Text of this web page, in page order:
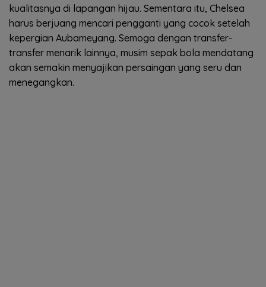
kualitasnya di lapangan hijau. Sementara itu, Chelsea
harus berjuang mencari pengganti yang cocok setelah
kepergian Aubameyang. Semoga dengan transfer-
transfer menarik lainnya, musim sepak bola mendatang
akan semakin menyajikan persaingan yang seru dan
menegangkan.